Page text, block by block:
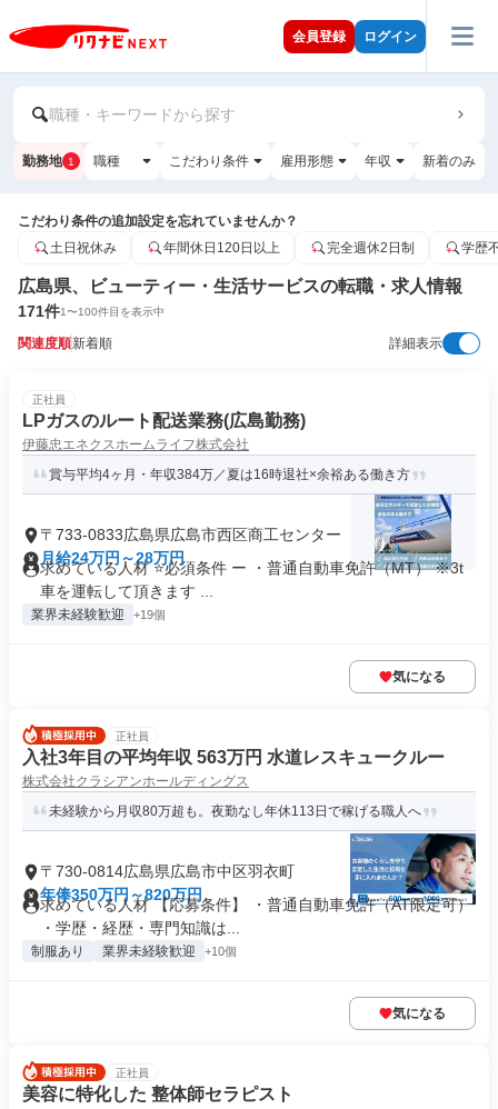
会員登録 ログイン
職種・キーワードから探す
勤務地 1 職種 こだわり条件 雇用形態 年収 新着のみ
こだわり条件の追加設定を忘れていませんか？
土日祝休み
年間休日120日以上 完全週休2日制 学歴
広島県、ビューティー・生活サービスの転職・求人情報
171件1〜100件目を表示中
関連度順新着順 詳細表示
正社員
LPガスのルート配送業務(広島勤務)
伊藤忠エネクスホームライフ株式会社
賞与平均4ヶ月・年収384万／夏は16時退社×余裕ある働き方
〒733-0833広島県広島市西区商工センター
月給24万円～28万円
求めている人材 ⭐必須条件 ー ・普通自動車免許（MT） ※3t
車を運転して頂きます ...
業界未経験歓迎 +19個
気になる
正社員
入社3年目の平均年収 563万円 水道レスキュークルー
株式会社クラシアンホールディングス
未経験から月収80万超も。夜勤なし年休113日で稼げる職人へ
〒730-0814広島県広島市中区羽衣町
年俸350万円～820万円
求めている人材 【応募条件】 ・普通自動車免許（AT限定可）
・学歴・経歴・専門知識は...
制服あり 業界未経験歓迎 +10個
気になる
正社員
美容に特化した 整体師セラピスト